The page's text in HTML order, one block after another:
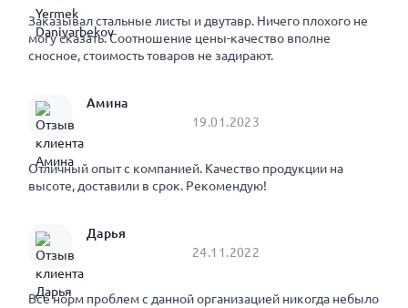
Заказывал стальные листы и двутавр. Ничего плохого не
могу сказать. Соотношение цены-качество вполне
сносное, стоимость товаров не задирают.
Амина
19.01.2023
Отличный опыт с компанией. Качество продукции на
высоте, доставили в срок. Рекомендую!
Дарья
24.11.2022
Все норм проблем с данной организацией никогда небыло